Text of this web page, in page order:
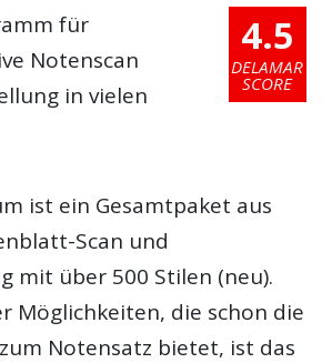
4.5
DELAMAR
SCORE
für
Notenscan
in vielen
ist ein Gesamtpaket aus
Scan und
mit über 500 Stilen (neu).
Möglichkeiten, die schon die
Notensatz bietet, ist das